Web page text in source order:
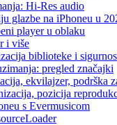
Hi-Res audio
glazbe na iPhoneu u
player u oblaku
i više
biblioteke i
pregled značajki
ekvilajzer, podrška
pozicija
s Evermusicom